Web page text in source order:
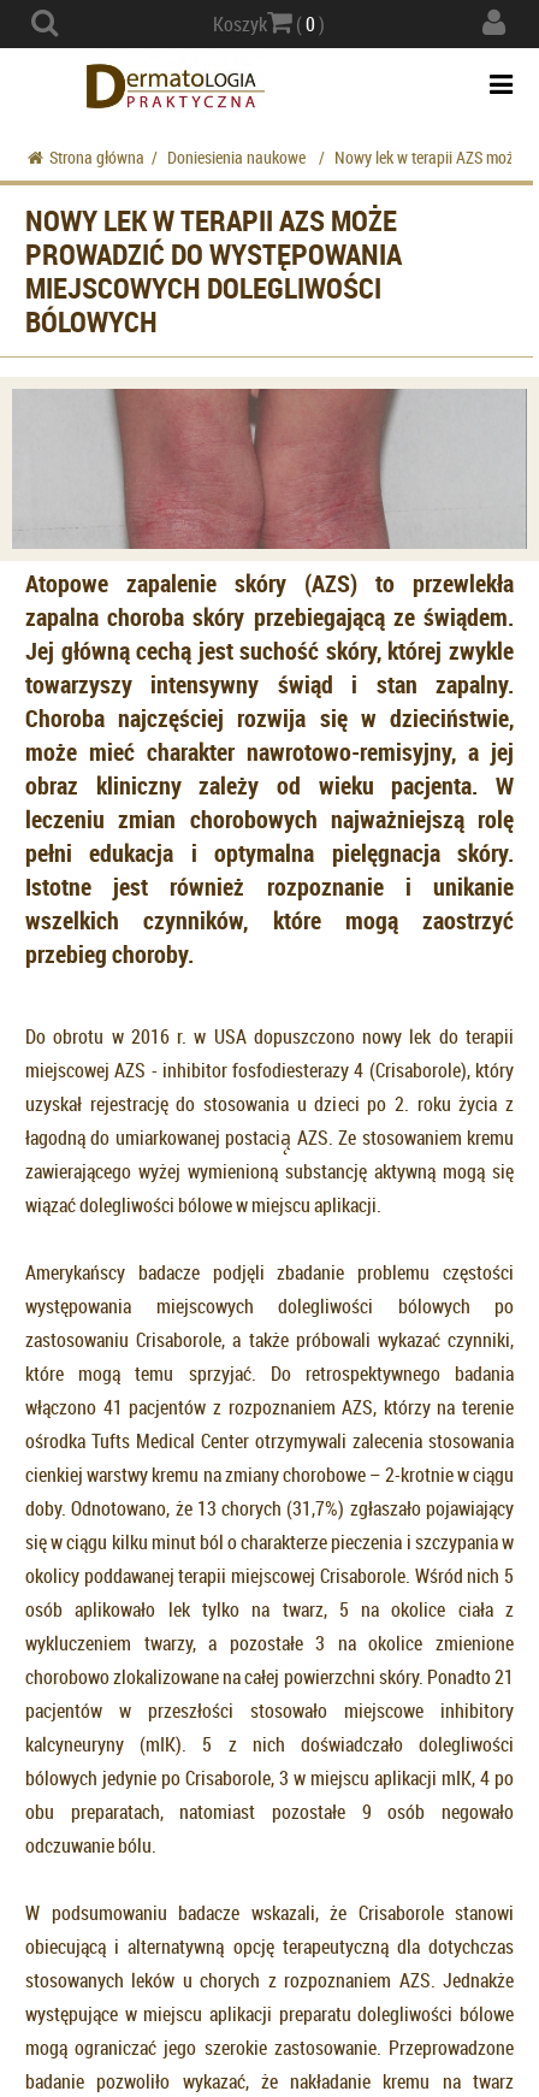
Koszyk (0)
Strona główna / Doniesienia naukowe / Nowy lek w terapii AZS może
NOWY LEK W TERAPII AZS MOŻE
PROWADZIĆ DO WYSTĘPOWANIA
MIEJSCOWYCH DOLEGLIWOŚCI
BÓLOWYCH
Atopowe zapalenie skóry (AZS) to przewlekła
zapalna choroba skóry przebiegającą ze świądem.
Jej główną cechą jest suchość skóry, której zwykle
towarzyszy intensywny świąd i stan zapalny.
Choroba najczęściej rozwija się w dzieciństwie,
może mieć charakter nawrotowo-remisyjny, a jej
obraz kliniczny zależy od wieku pacjenta. W
leczeniu zmian chorobowych najważniejszą rolę
pełni edukacja i optymalna pielęgnacja skóry.
Istotne jest również rozpoznanie i unikanie
wszelkich czynników, które mogą zaostrzyć
przebieg choroby.
Do obrotu w 2016 r. w USA dopuszczono nowy lek do terapii
miejscowej AZS - inhibitor fosfodiesterazy 4 (Crisaborole), który
uzyskał rejestrację do stosowania u dzieci po 2. roku życia z
łagodną do umiarkowanej postacią̨ AZS. Ze stosowaniem kremu
zawierającego wyżej wymienioną substancję aktywną mogą się
wiązać dolegliwości bólowe w miejscu aplikacji.
Amerykańscy badacze podjęli zbadanie problemu częstości
występowania miejscowych dolegliwości bólowych po
zastosowaniu Crisaborole, a także próbowali wykazać czynniki,
które mogą temu sprzyjać. Do retrospektywnego badania
włączono 41 pacjentów z rozpoznaniem AZS, którzy na terenie
ośrodka Tufts Medical Center otrzymywali zalecenia stosowania
cienkiej warstwy kremu na zmiany chorobowe – 2-krotnie w ciągu
doby. Odnotowano, że 13 chorych (31,7%) zgłaszało pojawiający
się w ciągu kilku minut ból o charakterze pieczenia i szczypania w
okolicy poddawanej terapii miejscowej Crisaborole. Wśród nich 5
osób aplikowało lek tylko na twarz, 5 na okolice ciała z
wykluczeniem twarzy, a pozostałe 3 na okolice zmienione
chorobowo zlokalizowane na całej powierzchni skóry. Ponadto 21
pacjentów w przeszłości stosowało miejscowe inhibitory
kalcyneuryny (mIK). 5 z nich doświadczało dolegliwości
bólowych jedynie po Crisaborole, 3 w miejscu aplikacji mIK, 4 po
obu preparatach, natomiast pozostałe 9 osób negowało
odczuwanie bólu.
W podsumowaniu badacze wskazali, że Crisaborole stanowi
obiecującą i alternatywną opcję terapeutyczną dla dotychczas
stosowanych leków u chorych z rozpoznaniem AZS. Jednakże
występujące w miejscu aplikacji preparatu dolegliwości bólowe
mogą ograniczać jego szerokie zastosowanie. Przeprowadzone
badanie pozwoliło wykazać, że nakładanie kremu na twarz